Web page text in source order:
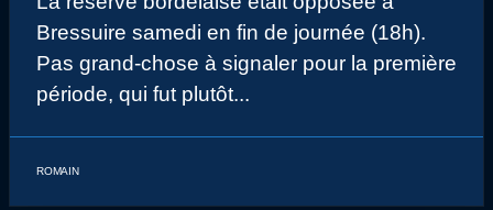
Bressuire samedi en fin de journée (18h).
Pas grand-chose à signaler pour la première
période, qui fut plutôt...
ROMAIN